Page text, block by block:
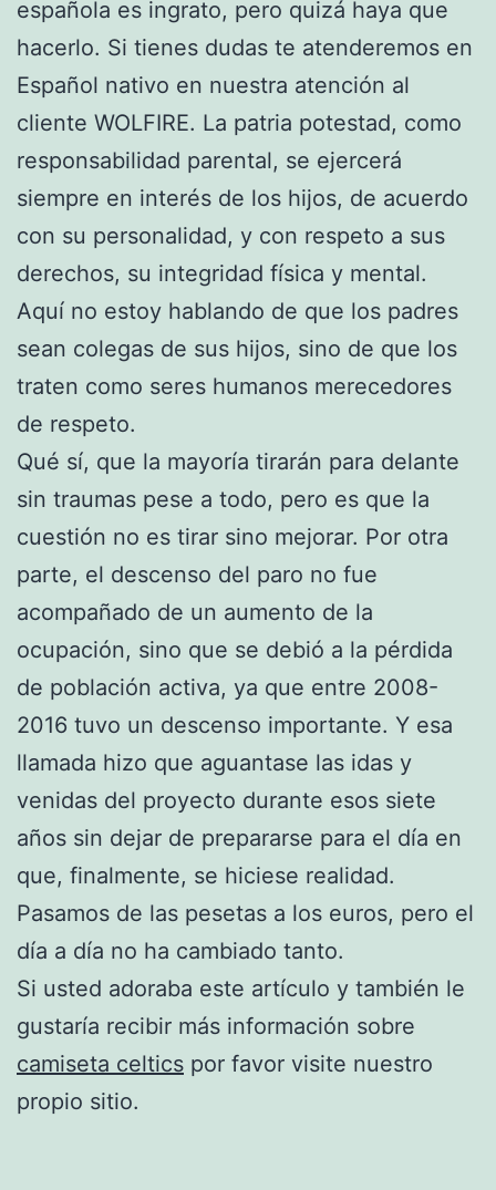
española es ingrato, pero quizá haya que
hacerlo. Si tienes dudas te atenderemos en
Español nativo en nuestra atención al
cliente WOLFIRE. La patria potestad, como
responsabilidad parental, se ejercerá
siempre en interés de los hijos, de acuerdo
con su personalidad, y con respeto a sus
derechos, su integridad física y mental.
Aquí no estoy hablando de que los padres
sean colegas de sus hijos, sino de que los
traten como seres humanos merecedores
de respeto.
Qué sí, que la mayoría tirarán para delante
sin traumas pese a todo, pero es que la
cuestión no es tirar sino mejorar. Por otra
parte, el descenso del paro no fue
acompañado de un aumento de la
ocupación, sino que se debió a la pérdida
de población activa, ya que entre 2008-
2016 tuvo un descenso importante. Y esa
llamada hizo que aguantase las idas y
venidas del proyecto durante esos siete
años sin dejar de prepararse para el día en
que, finalmente, se hiciese realidad.
Pasamos de las pesetas a los euros, pero el
día a día no ha cambiado tanto.
Si usted adoraba este artículo y también le
gustaría recibir más información sobre
camiseta celtics por favor visite nuestro
propio sitio.